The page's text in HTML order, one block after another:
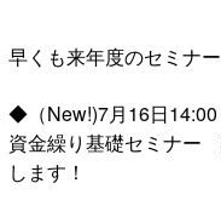
早くも来年度のセミナ
◆（New!)7月16日14:00
資金繰り基礎セミナー
します！